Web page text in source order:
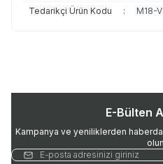
Tedarikçi Ürün Kodu
: M18-
E-Bülten
Kampanya ve yeniliklerden